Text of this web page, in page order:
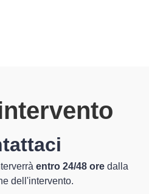
entro 24/48 ore dalla
dell'intervento.